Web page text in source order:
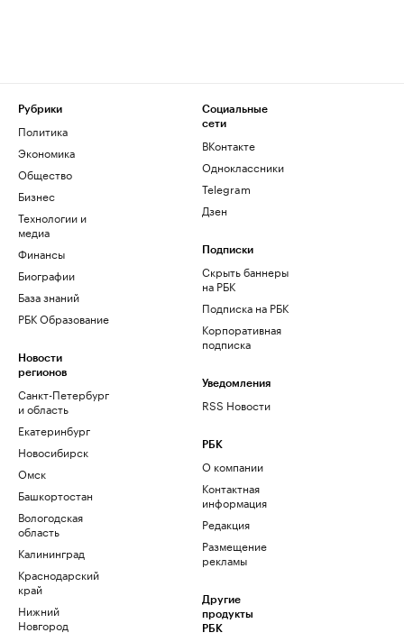
Рубрики
Политика
Экономика
Общество
Бизнес
Технологии и
медиа
Финансы
Биографии
База знаний
РБК Образование
Новости
регионов
Санкт-Петербург
и область
Екатеринбург
Новосибирск
Омск
Башкортостан
Вологодская
область
Калининград
Краснодарский
край
Нижний
Новгород
Социальные
сети
ВКонтакте
Одноклассники
Telegram
Дзен
Подписки
Скрыть баннеры
на РБК
Подписка на РБК
Корпоративная
подписка
Уведомления
RSS Новости
РБК
О компании
Контактная
информация
Редакция
Размещение
рекламы
Другие
продукты
РБК